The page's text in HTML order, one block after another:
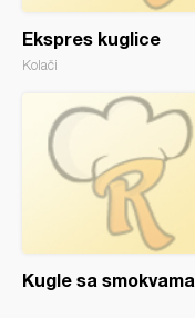
Ekspres kuglice
Kolači
Kugle sa smokvama